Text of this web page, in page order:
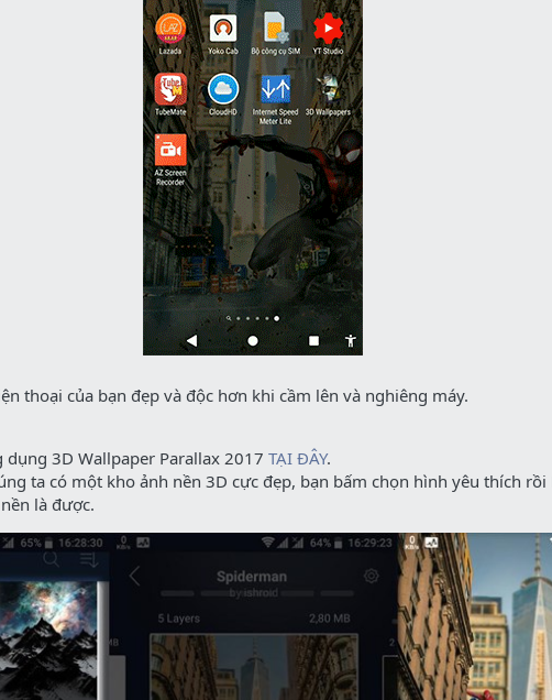
thoại của bạn đẹp và độc hơn khi cầm lên và nghiêng máy.
dụng 3D Wallpaper Parallax 2017 TẠI ĐÂY.
ta có một kho ảnh nền 3D cực đẹp, bạn bấm chọn hình yêu thích
là được.